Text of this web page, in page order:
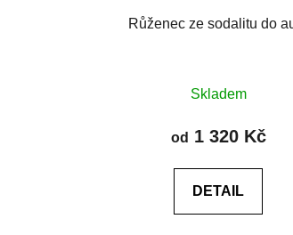
Růženec ze sodalitu do
hodnocení
produktu
z
Skladem
od 1 320 Kč
DETAIL